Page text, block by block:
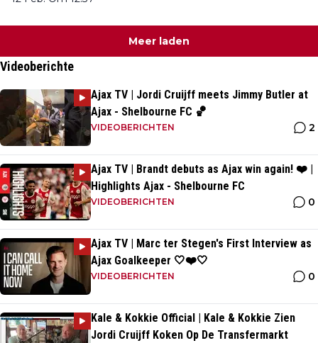
Meer laden
Videoberichte
Ajax TV | Jordi Cruijff meets Jimmy Butler at
Ajax - Shelbourne FC 🏀
VIDEOBERICHTEN 2
Ajax TV | Brandt debuts as Ajax win again! ❤️ |
Highlights Ajax - Shelbourne FC
VIDEOBERICHTEN 0
Ajax TV | Marc ter Stegen's First Interview as
Ajax Goalkeeper 🤍❤️🤍
VIDEOBERICHTEN 0
Kale & Kokkie Official | Kale & Kokkie Zien
Jordi Cruijff Koken Op De Transfermarkt